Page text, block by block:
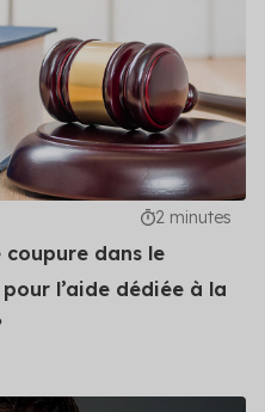
2 minutes
coupure dans le
l’aide dédiée à la